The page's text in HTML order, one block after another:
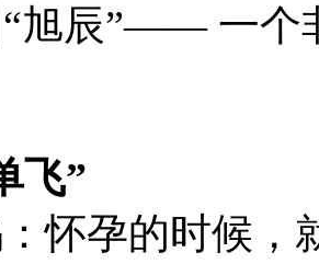
旭辰”—— 一个
飞”
孕的时候，就